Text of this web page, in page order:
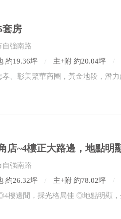
套房
自強南路
約19.36坪
主+附 約20.04坪
自強南路
約26.32坪
主+附 約78.02坪